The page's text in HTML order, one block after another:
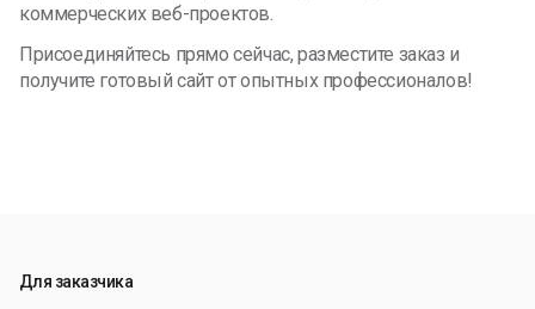
коммерческих веб-проектов.
Присоединяйтесь прямо сейчас, разместите заказ и
получите готовый сайт от опытных профессионалов!
Для заказчика